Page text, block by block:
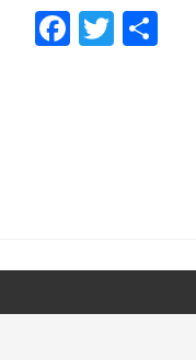
F
ac
T
w